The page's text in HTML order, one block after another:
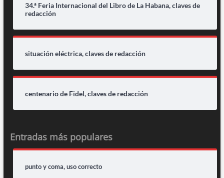
34.ª Feria Internacional del Libro de La Habana, claves de
redacción
situación eléctrica, claves de redacción
centenario de Fidel, claves de redacción
Entradas más populares
punto y coma, uso correcto